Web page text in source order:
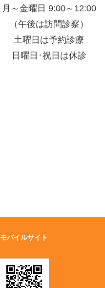
月～金曜日 9:00～12:00
（午後は訪問診察）
土曜日は予約診療
日曜日･祝日は休診
モバイルサイト